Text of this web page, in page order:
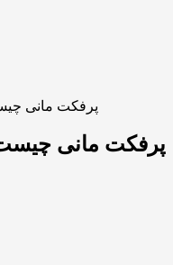
پرفکت مانی
پرفکت مانی چیست